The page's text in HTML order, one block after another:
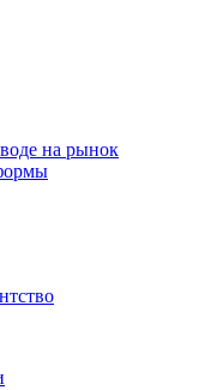
на рынок